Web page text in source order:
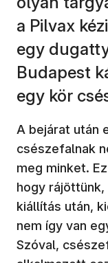
a Pilvax
egy
Budapest
egy kör
A bejárat után
csészefalnak
meg minket.
hogy
kiállítás után,
nem így van
Szóval,